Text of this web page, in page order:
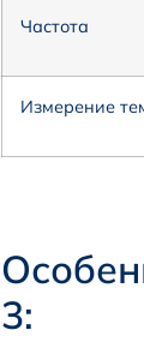
Частота
Измерение
3: